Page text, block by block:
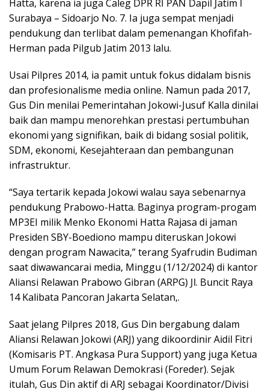
Hatta, karena ia juga Caleg DPR RI PAN Dapil Jatim I
Surabaya – Sidoarjo No. 7. Ia juga sempat menjadi
pendukung dan terlibat dalam pemenangan Khofifah-
Herman pada Pilgub Jatim 2013 lalu.
Usai Pilpres 2014, ia pamit untuk fokus didalam bisnis
dan profesionalisme media online. Namun pada 2017,
Gus Din menilai Pemerintahan Jokowi-Jusuf Kalla dinilai
baik dan mampu menorehkan prestasi pertumbuhan
ekonomi yang signifikan, baik di bidang sosial politik,
SDM, ekonomi, Kesejahteraan dan pembangunan
infrastruktur.
“Saya tertarik kepada Jokowi walau saya sebenarnya
pendukung Prabowo-Hatta. Baginya program-progam
MP3EI milik Menko Ekonomi Hatta Rajasa di jaman
Presiden SBY-Boediono mampu diteruskan Jokowi
dengan program Nawacita,” terang Syafrudin Budiman
saat diwawancarai media, Minggu (1/12/2024) di kantor
Aliansi Relawan Prabowo Gibran (ARPG) Jl. Buncit Raya
14 Kalibata Pancoran Jakarta Selatan,.
Saat jelang Pilpres 2018, Gus Din bergabung dalam
Aliansi Relawan Jokowi (ARJ) yang dikoordinir Aidil Fitri
(Komisaris PT. Angkasa Pura Support) yang juga Ketua
Umum Forum Relawan Demokrasi (Foreder). Sejak
itulah, Gus Din aktif di ARJ sebagai Koordinator/Divisi